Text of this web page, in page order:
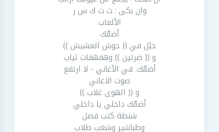
وان بكى : ت ت ك س ر
الألعاب
أضمّك
حبْل في (( حوش العشيش ))
و (( ضرتين )) وهفهفات ثياب
أضمّك: في الأغاني - لا ارتفع
صوت الاغاني
و (( الهوى غلاب ))
أضمّك داخلي يا داخلي
شنطة كتب فصل
وطباشير وشغب طلاب